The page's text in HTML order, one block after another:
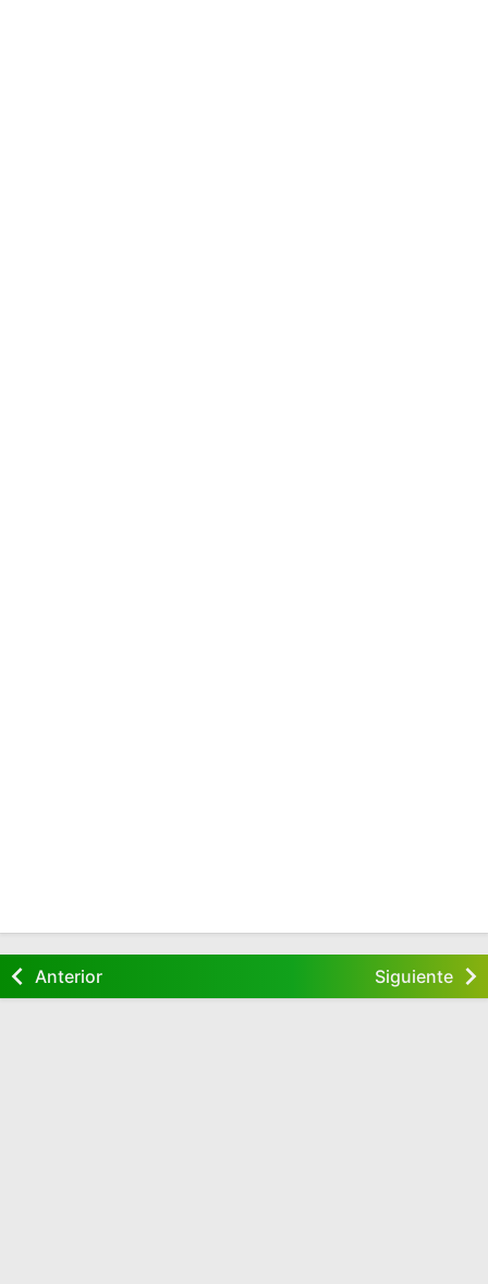
Anterior Siguiente